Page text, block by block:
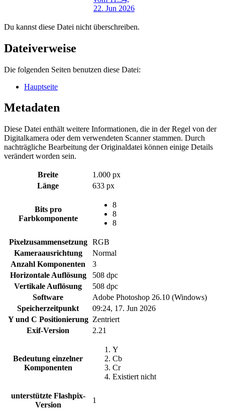
Du kannst diese Datei nicht überschreiben.
Dateiverweise
Die folgenden Seiten benutzen diese Datei:
Hauptseite
Metadaten
Diese Datei enthält weitere Informationen, die in der Regel von der
Digitalkamera oder dem verwendeten Scanner stammen. Durch
nachträgliche Bearbeitung der Originaldatei können einige Details
verändert worden sein.
Breite
1.000 px
Länge
633 px
Bits pro
Farbkomponente
8
8
8
Pixelzusammensetzung
RGB
Kameraausrichtung
Normal
Anzahl Komponenten
3
Horizontale Auflösung
508 dpc
Vertikale Auflösung
508 dpc
Software
Adobe Photoshop 26.10 (Windows)
Speicherzeitpunkt
09:24, 17. Jun 2026
Y und C Positionierung Zentriert
Exif-Version
2.21
Bedeutung einzelner
Komponenten
Y
Cb
Cr
Existiert nicht
unterstützte Flashpix-
Version
1